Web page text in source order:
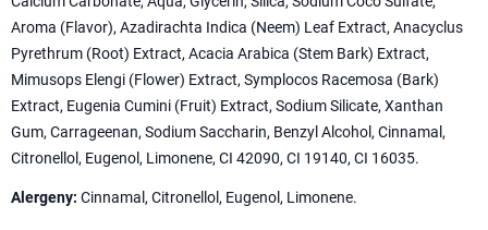
Aroma (Flavor), Azadirachta Indica (Neem) Leaf Extract, Anacyclus
Pyrethrum (Root) Extract, Acacia Arabica (Stem Bark) Extract,
Mimusops Elengi (Flower) Extract, Symplocos Racemosa (Bark)
Extract, Eugenia Cumini (Fruit) Extract, Sodium Silicate, Xanthan
Gum, Carrageenan, Sodium Saccharin, Benzyl Alcohol, Cinnamal,
Citronellol, Eugenol, Limonene, CI 42090, CI 19140, CI 16035.
Alergeny: Cinnamal, Citronellol, Eugenol, Limonene.